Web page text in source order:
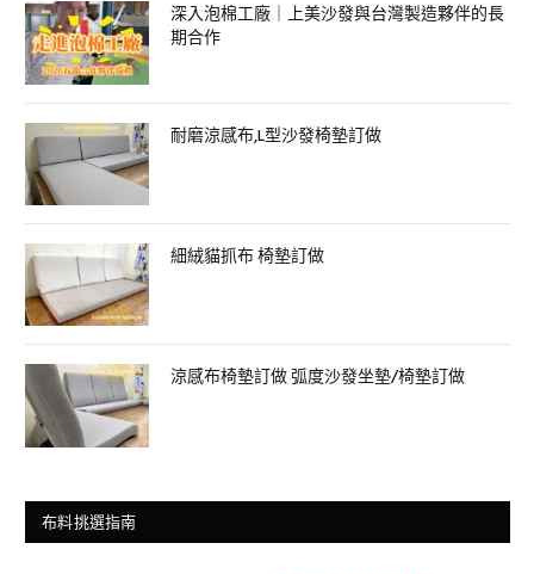
深入泡棉工廠｜上美沙發與台灣製造夥伴的長
期合作
耐磨涼感布,L型沙發椅墊訂做
細絨貓抓布 椅墊訂做
涼感布椅墊訂做 弧度沙發坐墊/椅墊訂做
布料挑選指南